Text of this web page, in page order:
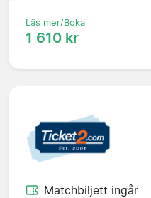
Läs mer/Boka
1 610 kr
Matchbiljett ingår